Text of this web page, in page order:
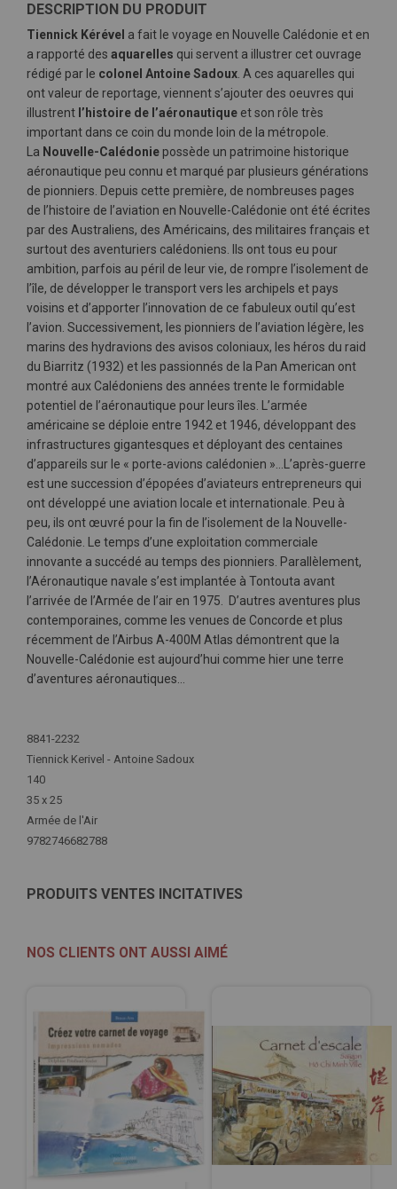
DESCRIPTION DU PRODUIT
Tiennick Kérével a fait le voyage en Nouvelle Calédonie et en
a rapporté des aquarelles qui servent a illustrer cet ouvrage
rédigé par le colonel Antoine Sadoux . A ces aquarelles qui
ont valeur de reportage, viennent s’ajouter des oeuvres qui
illustrent l’histoire de l’aéronautique et son rôle très
important dans ce coin du monde loin de la métropole.
La Nouvelle-Calédonie possède un patrimoine historique
aéronautique peu connu et marqué par plusieurs générations
de pionniers. Depuis cette première, de nombreuses pages
de l’histoire de l’aviation en Nouvelle-Calédonie ont été écrites
par des Australiens, des Américains, des militaires français et
surtout des aventuriers calédoniens. Ils ont tous eu pour
ambition, parfois au péril de leur vie, de rompre l’isolement de
l’île, de développer le transport vers les archipels et pays
voisins et d’apporter l’innovation de ce fabuleux outil qu’est
l’avion. Successivement, les pionniers de l’aviation légère, les
marins des hydravions des avisos coloniaux, les héros du raid
du Biarritz (1932) et les passionnés de la Pan American ont
montré aux Calédoniens des années trente le formidable
potentiel de l’aéronautique pour leurs îles. L’armée
américaine se déploie entre 1942 et 1946, développant des
infrastructures gigantesques et déployant des centaines
d’appareils sur le « porte-avions calédonien »…L’après-guerre
est une succession d’épopées d’aviateurs entrepreneurs qui
ont développé une aviation locale et internationale. Peu à
peu, ils ont œuvré pour la fin de l’isolement de la Nouvelle-
Calédonie. Le temps d’une exploitation commerciale
innovante a succédé au temps des pionniers. Parallèlement,
l’Aéronautique navale s’est implantée à Tontouta avant
l’arrivée de l’Armée de l’air en 1975. D’autres aventures plus
contemporaines, comme les venues de Concorde et plus
récemment de l’Airbus A-400M Atlas démontrent que la
Nouvelle-Calédonie est aujourd’hui comme hier une terre
d’aventures aéronautiques…
d'infos
8841-2232
Tiennick Kerivel - Antoine Sadoux
140
35 x 25
Armée de l'Air
9782746682788
PRODUITS VENTES INCITATIVES
NOS CLIENTS ONT AUSSI AIMÉ